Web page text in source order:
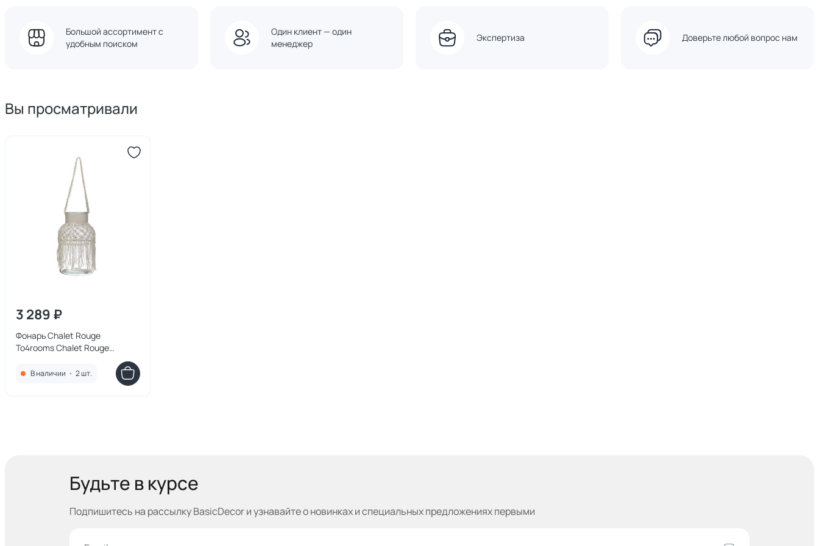
Большой ассортимент с
удобным поиском
Один клиент — один
менеджер
Экспертиза Доверьте любой вопрос нам
Вы просматривали
3 289 ₽
Фонарь Chalet Rouge
To4rooms Chalet Rouge
В наличии • 2 шт.
Будьте в курсе
Подпишитесь на рассылку BasicDecor и узнавайтео новинках и специальных предложениях первыми